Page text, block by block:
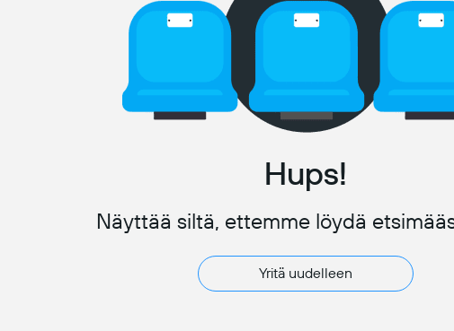
Hups!
Näyttää siltä, ettemme löydä
Yritä uudelleen